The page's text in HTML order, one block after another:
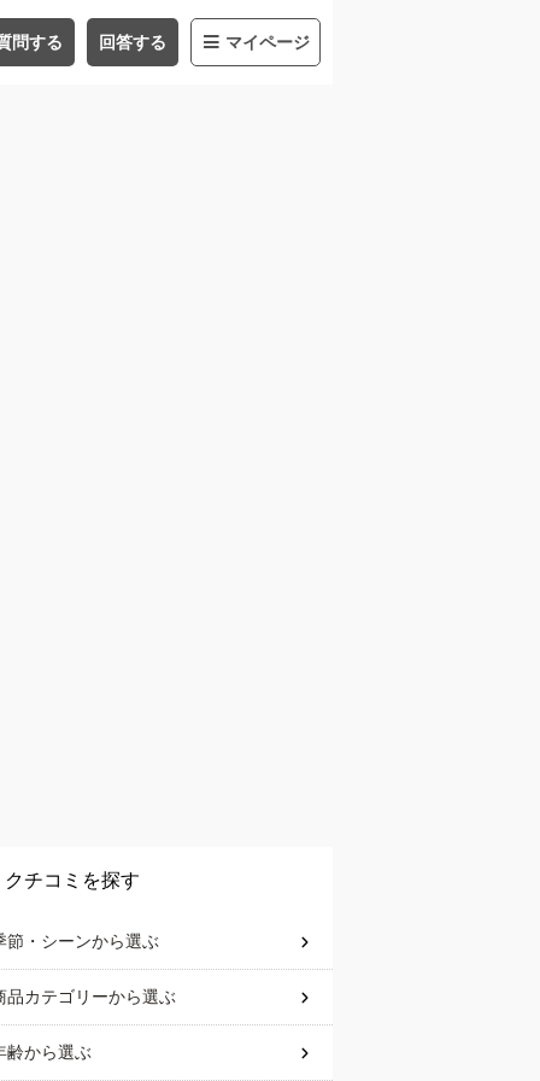
問する 回答する マイページ
クチコミを探す
節・シーンから選ぶ
品カテゴリーから選ぶ
齢から選ぶ